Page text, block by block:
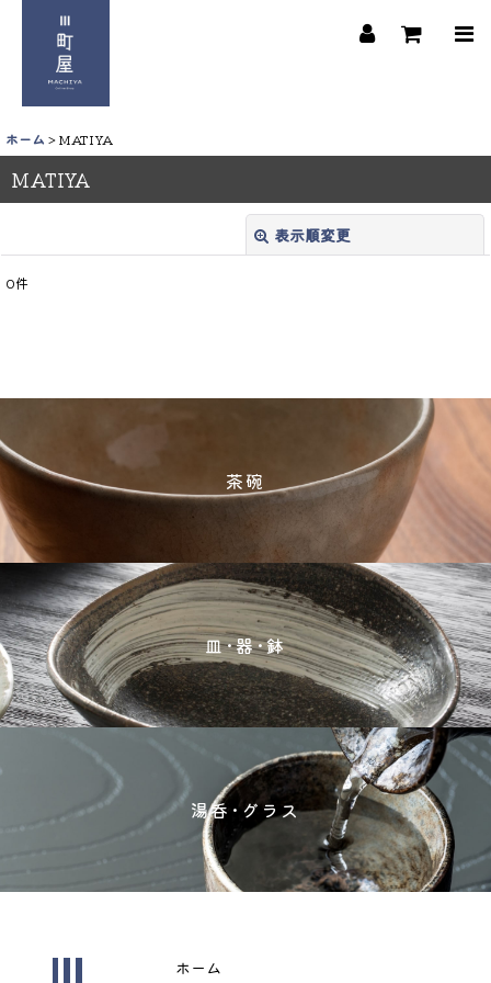
ホーム >MATIYA
MATIYA
表示順変更
並び順
0件
茶碗
皿･器･鉢
湯呑･グラス
ホーム